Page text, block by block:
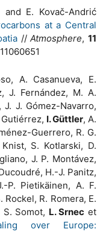
E. Kovač-Andrić
at a Central
//Atmosphere, 11
A. Casanueva, E.
J. Fernández, M. A.
J. Gómez-Navarro,
I. Güttler, A.
Guerrero, R. G.
S. Kotlarski, D.
J. P. Montávez,
H.-J. Panitz,
P. Pietikäinen, A. F.
R. Romera, E.
Somot, L. Srnec et
over Europe: